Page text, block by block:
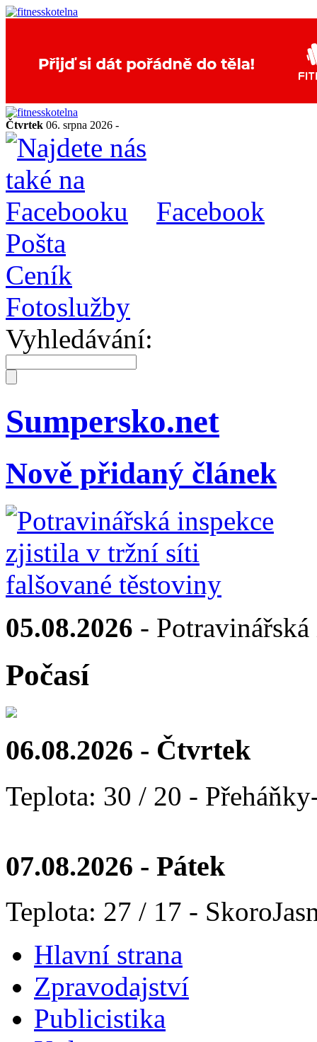
Čtvrtek 06. srpna 2026 -
Facebook
Pošta
Ceník
Fotoslužby
Vyhledávání:
Sumpersko.net
Nově přidaný článek
05.08.2026 -
Počasí
06.08.2026 - Čtvrtek
Teplota: 30 / 20 -
07.08.2026 - Pátek
Teplota: 27 / 17 -
Hlavní strana
Zpravodajství
Publicistika